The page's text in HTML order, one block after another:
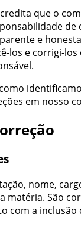
que o
e
los e corrigi-los
.
em nosso
nome,
matéria. São
com a inclusão